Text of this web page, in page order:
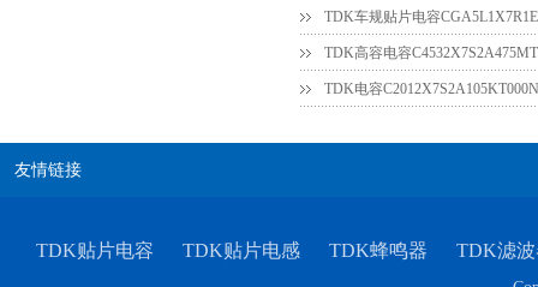
TDK车规贴片电容
TDK高容电容
友情链接
TDK贴片电容 TDK贴片电感 TDK蜂鸣器 TDK滤